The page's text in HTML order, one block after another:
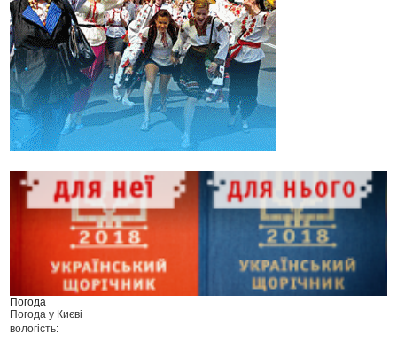
Погода
Погода у Києві
вологість: